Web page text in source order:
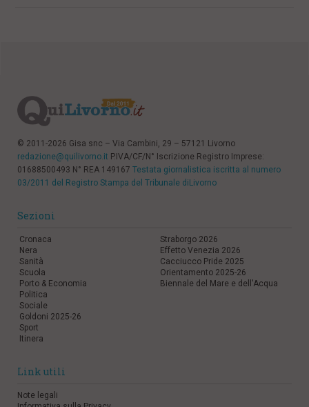
© 2011-2026 Gisa snc – Via Cambini, 29 – 57121 Livorno
redazione@quilivorno.it P.IVA/CF/N° Iscrizione Registro Imprese:
01688500493 N° REA 149167 Testata giornalistica iscritta al numero
03/2011 del Registro Stampa del Tribunale diLivorno
Sezioni
Cronaca
Nera
Sanità
Scuola
Porto & Economia
Politica
Sociale
Goldoni 2025-26
Sport
Itinera
Straborgo 2026
Effetto Venezia 2026
Cacciucco Pride 2025
Orientamento 2025-26
Biennale del Mare e dell'Acqua
Link utili
Note legali